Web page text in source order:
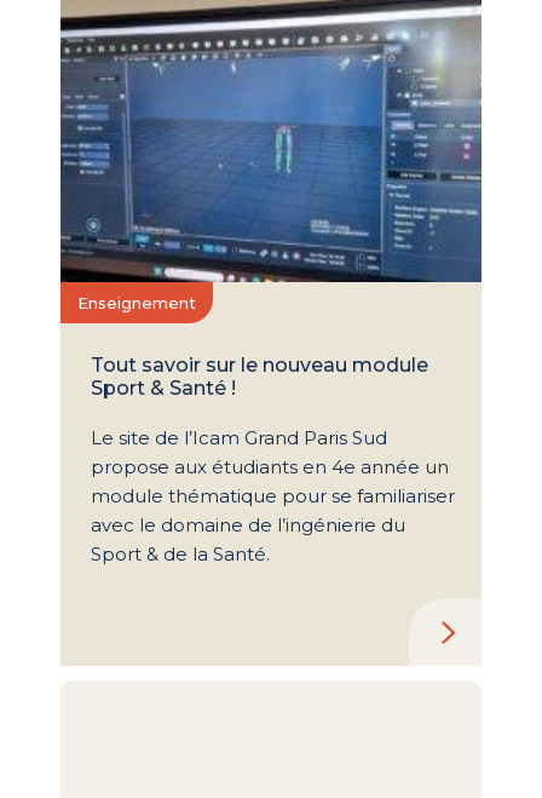
Enseignement
Tout savoir sur le nouveau module
Sport & Santé !
Le site de l’Icam Grand Paris Sud
propose aux étudiants en 4e année un
module thématique pour se familiariser
avec le domaine de l’ingénierie du
Sport & de la Santé.